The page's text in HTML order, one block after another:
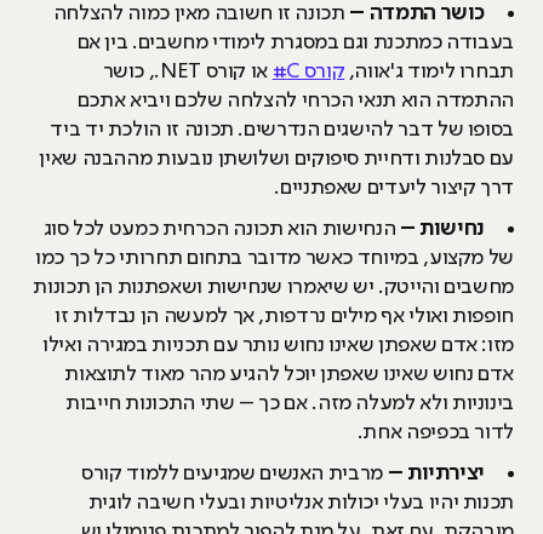
כושר התמדה – תכונה זו חשובה מאין כמוה להצלחה
בעבודה כמתכנת וגם במסגרת לימודי מחשבים. בין אם
תבחרו לימוד ג'אווה, קורס C#
או קורס NET., כושר
ההתמדה הוא תנאי הכרחי להצלחה שלכם ויביא אתכם
בסופו של דבר להישגים הנדרשים. תכונה זו הולכת יד ביד
עם סבלנות ודחיית סיפוקים ושלושתן נובעות מההבנה שאין
דרך קיצור ליעדים שאפתניים.
נחישות – הנחישות הוא תכונה הכרחית כמעט לכל סוג
של מקצוע, במיוחד כאשר מדובר בתחום תחרותי כל כך כמו
מחשבים והייטק. יש שיאמרו שנחישות ושאפתנות הן תכונות
חופפות ואולי אף מילים נרדפות, אך למעשה הן נבדלות זו
מזו: אדם שאפתן שאינו נחוש נותר עם תכניות במגירה ואילו
אדם נחוש שאינו שאפתן יוכל להגיע מהר מאוד לתוצאות
בינוניות ולא למעלה מזה. אם כך – שתי התכונות חייבות
לדור בכפיפה אחת.
יצירתיות – מרבית האנשים שמגיעים ללמוד קורס
תכנות יהיו בעלי יכולות אנליטיות ובעלי חשיבה לוגית